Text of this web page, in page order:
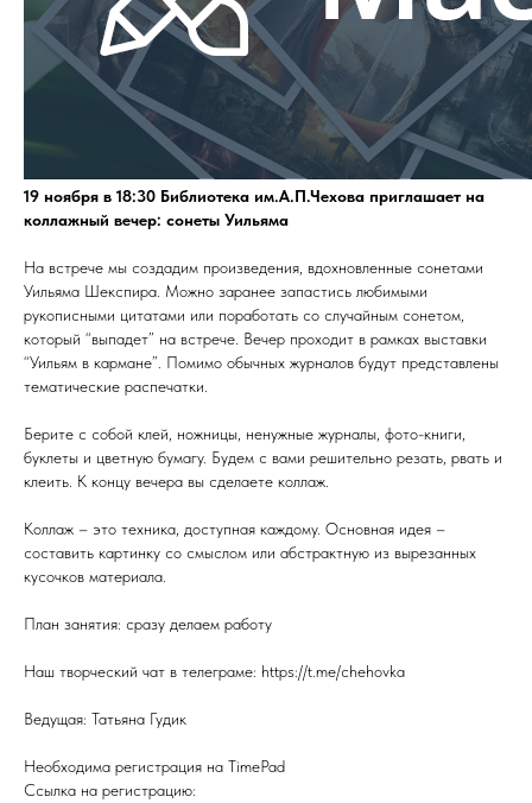
19 ноября в 18:30 Библиотека им.А.П.Чехова приглашает на
коллажный вечер: сонеты Уильяма
На встрече мы создадим произведения, вдохновленные сонетами
Уильяма Шекспира. Можно заранее запастись любимыми
рукописными цитатами или поработать со случайным сонетом,
который “выпадет” на встрече. Вечер проходит в рамках выставки
“Уильям в кармане”. Помимо обычных журналов будут представлены
тематические распечатки.
Берите с собой клей, ножницы, ненужные журналы, фото-книги,
буклеты и цветную бумагу. Будем с вами решительно резать, рвать и
клеить. К концу вечера вы сделаете коллаж.
Коллаж – это техника, доступная каждому. Основная идея –
составить картинку со смыслом или абстрактную из вырезанных
кусочков материала.
План занятия: сразу делаем работу
Наш творческий чат в телеграме: https://t.me/chehovka
Ведущая: Татьяна Гудик
Необходима регистрация на TimePad
Ссылка на регистрацию: